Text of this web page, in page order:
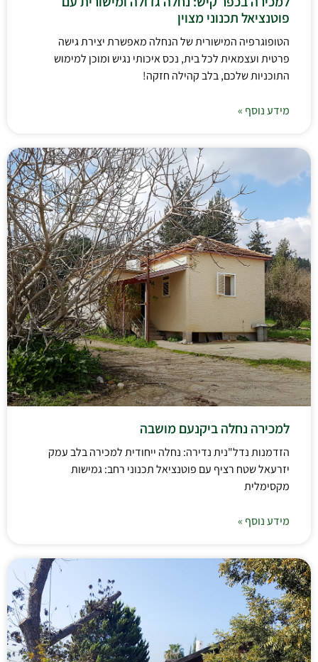
פוטנציאל תכנוני מצוין
הטופוגרפיה המישורית של הנחלה מאפשרת יצירת גישה
פרטית ועצמאית לכל בית, נכס איכותי נגיש ומוכן למימוש
התוכניות שלכם, בלב קהילה חזקה!
מידע נוסף »
למכירה נחלה ביקנעם מושבה
הזדמנות נדל"נית נדירה: נחלה ייחודית למכירה בלב עמק
יזרעאל שטח רציף עם פוטנציאל תכנוני רחב: גמישות
מקסימלית
מידע נוסף »